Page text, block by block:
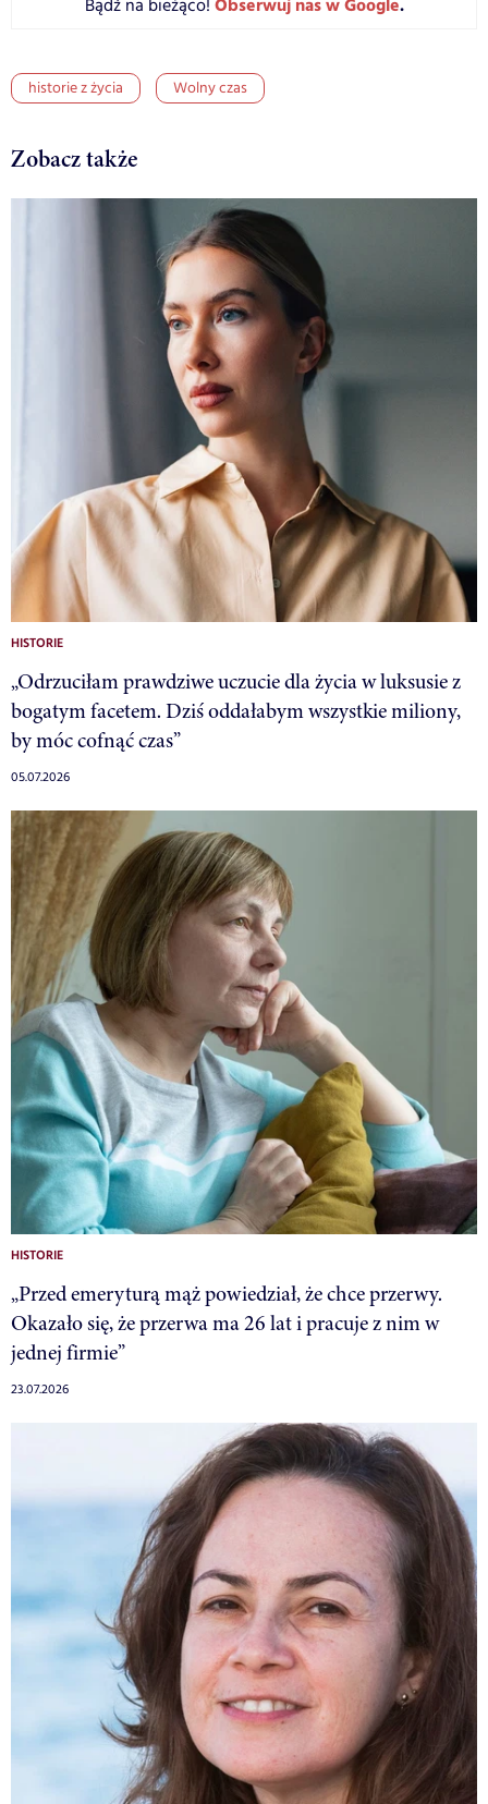
Bądź na bieżąco! Obserwuj nas w Google.
historie z życia Wolny czas
Zobacz także
HISTORIE
„Odrzuciłam prawdziwe uczucie dla życia w luksusie z
bogatym facetem. Dziś oddałabym wszystkie miliony,
by móc cofnąć czas”
05.07.2026
HISTORIE
„Przed emeryturą mąż powiedział, że chce przerwy.
Okazało się, że przerwa ma 26 lat i pracuje z nim w
jednej firmie”
23.07.2026